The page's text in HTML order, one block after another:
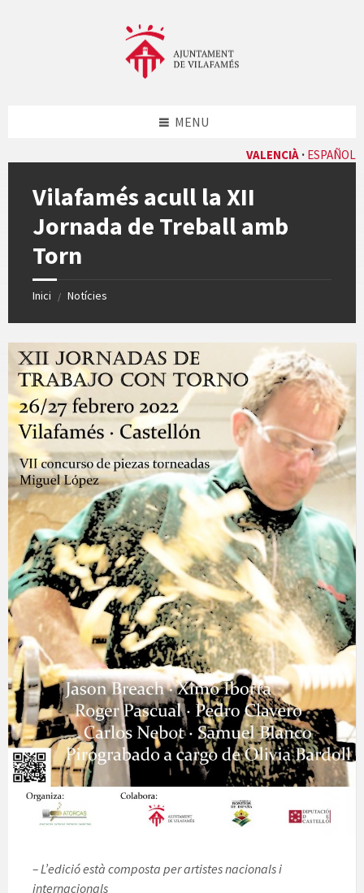
VALENCIÀ ESPAÑOL
MENU
Vilafamés acull la XII
Jornada de Treball amb
Torn
Inici / Notícies
– L’edició està composta per artistes nacionals i
internacionals